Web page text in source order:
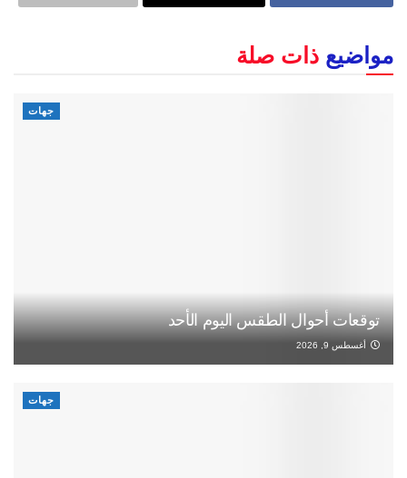
مواضيع ذات صلة
جهات
توقعات أحوال الطقس اليوم الأحد
أغسطس 9, 2026
جهات